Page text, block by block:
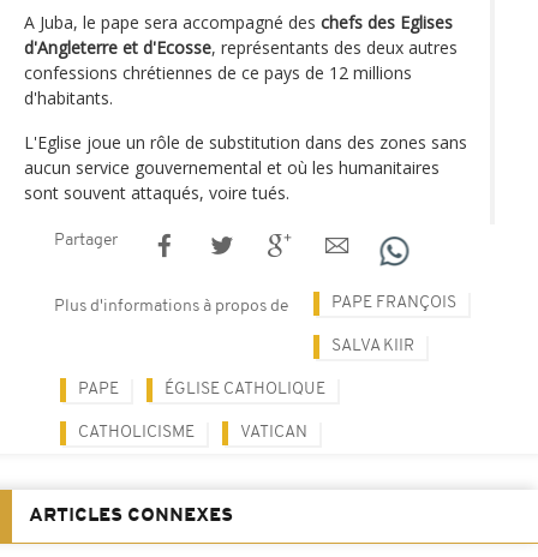
A Juba, le pape sera accompagné des chefs des Eglises
d'Angleterre et d'Ecosse, représentants des deux autres
confessions chrétiennes de ce pays de 12 millions
d'habitants.
L'Eglise joue un rôle de substitution dans des zones sans
aucun service gouvernemental et où les humanitaires
sont souvent attaqués, voire tués.
Partager
Plus d'informations à propos de PAPE FRANÇOIS
SALVA KIIR
PAPE ÉGLISE CATHOLIQUE
CATHOLICISME VATICAN
ARTICLES CONNEXES